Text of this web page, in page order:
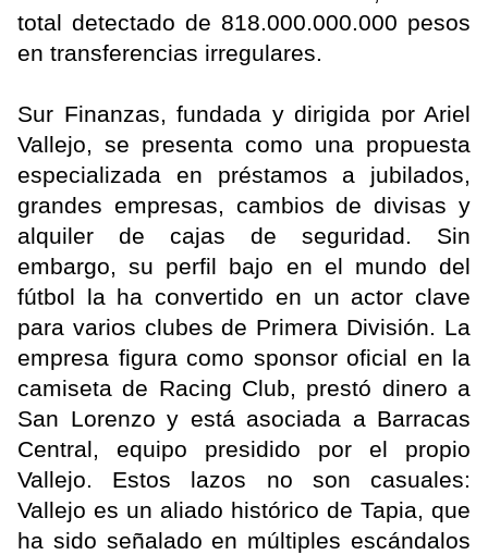
total detectado de 818.000.000.000 pesos
en transferencias irregulares.
Sur Finanzas, fundada y dirigida por Ariel
Vallejo, se presenta como una propuesta
especializada en préstamos a jubilados,
grandes empresas, cambios de divisas y
alquiler de cajas de seguridad. Sin
embargo, su perfil bajo en el mundo del
fútbol la ha convertido en un actor clave
para varios clubes de Primera División. La
empresa figura como sponsor oficial en la
camiseta de Racing Club, prestó dinero a
San Lorenzo y está asociada a Barracas
Central, equipo presidido por el propio
Vallejo. Estos lazos no son casuales:
Vallejo es un aliado histórico de Tapia, que
ha sido señalado en múltiples escándalos